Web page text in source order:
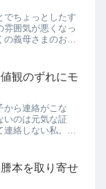
でちょっとしたす
雰囲気が悪くなっ
義母さまのお誕
息子の様子がち
てきていて、私も
観のずれにモ
から連絡がこな
いのは元気な証
絡しない私。一
すぎなのでしょ
本を取り寄せ